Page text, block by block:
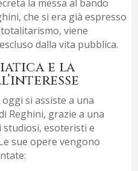
la messa al bando
che si era già espresso
viene
dalla vita pubblica.
e la
si assiste a una
Reghini, grazie a una
esoteristi e
sue opere vengono